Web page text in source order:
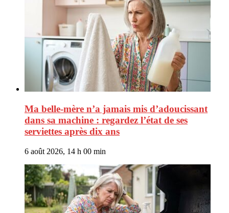
Ma belle-mère n’a jamais mis d’adoucissant
dans sa machine : regardez l’état de ses
serviettes après dix ans
6 août 2026, 14 h 00 min